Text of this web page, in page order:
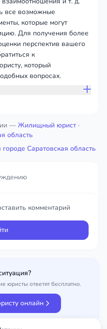
все возможные
которые могут
Для получения более
перспектив вашего
к
который
вопросах.
оставить комментарий
— Жилищный юрист·
область
Саратовская область
комментарий
ответят бесплатно.
онлайн